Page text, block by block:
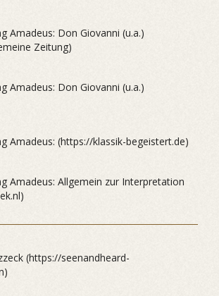
Amadeus: Don Giovanni (u.a.)
Zeitung)
Amadeus: Don Giovanni (u.a.)
Amadeus: (https://klassik-begeistert.de)
Amadeus: Allgemein zur Interpretation
(https://seenandheard-